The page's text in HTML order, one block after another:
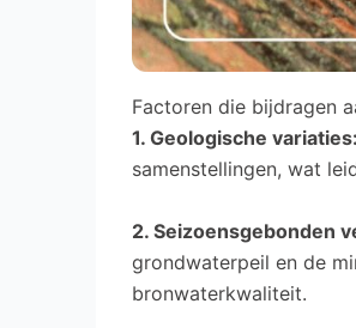
Factoren die bijdragen
1. Geologische variaties:
samenstellingen, wat
2. Seizoensgebonden
grondwaterpeil en de
bronwaterkwaliteit.